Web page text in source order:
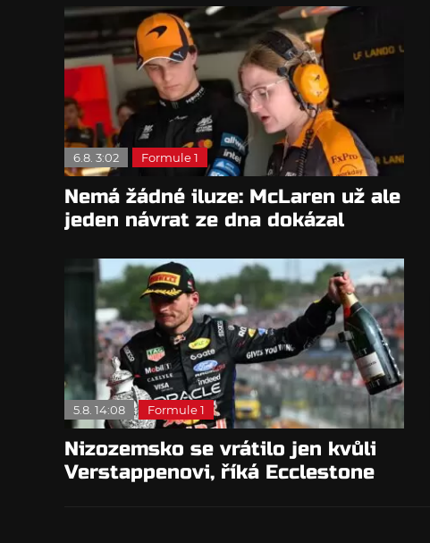
6.8. 3:02 Formule 1
Nemá žádné iluze: McLaren už ale
jeden návrat ze dna dokázal
5.8. 14:08 Formule 1
Nizozemsko se vrátilo jen kvůli
Verstappenovi, říká Ecclestone